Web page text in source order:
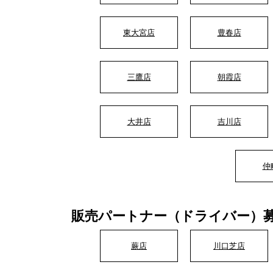
東大宮店 豊春店
三鷹店 朝霞店
大井店 吉川店
仲
販売パートナー（ドライバー）
蕨店 川口芝店